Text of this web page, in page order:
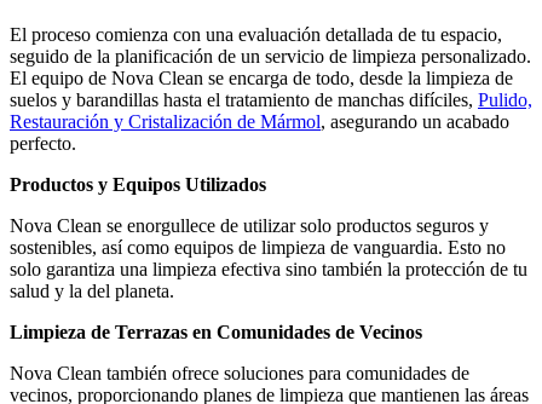
El proceso comienza con una evaluación detallada de tu espacio,
seguido de la planificación de un servicio de limpieza personalizado.
El equipo de Nova Clean se encarga de todo, desde la limpieza de
suelos y barandillas hasta el tratamiento de manchas difíciles, Pulido,
Restauración y Cristalización de Mármol, asegurando un acabado
perfecto.
Productos y Equipos Utilizados
Nova Clean se enorgullece de utilizar solo productos seguros y
sostenibles, así como equipos de limpieza de vanguardia. Esto no
solo garantiza una limpieza efectiva sino también la protección de tu
salud y la del planeta.
Limpieza de Terrazas en Comunidades de Vecinos
Nova Clean también ofrece soluciones para comunidades de
vecinos, proporcionando planes de limpieza que mantienen las áreas